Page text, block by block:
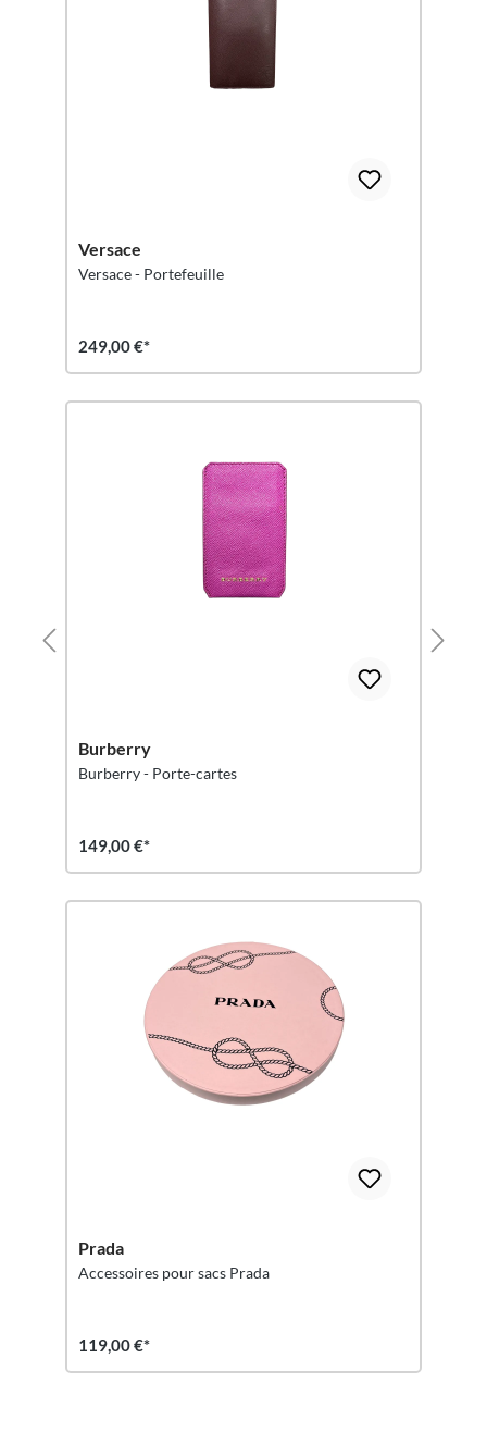
Versace
Versace - Portefeuille
249,00 €*
Burberry
Burberry - Porte-cartes
149,00 €*
Prada
Accessoires pour sacs Prada
119,00 €*